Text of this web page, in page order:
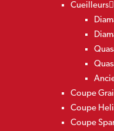
Cueilleurs
Coupe
Coupe
Coupe